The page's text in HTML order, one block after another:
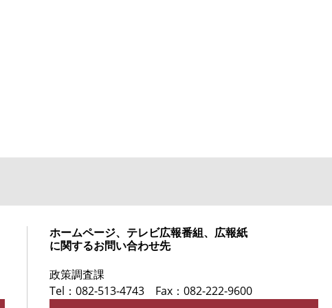
ホームページ、テレビ広報番組、広報紙
に関するお問い合わせ先
政策調査課
Tel：082-513-4743
Fax：082-222-9600